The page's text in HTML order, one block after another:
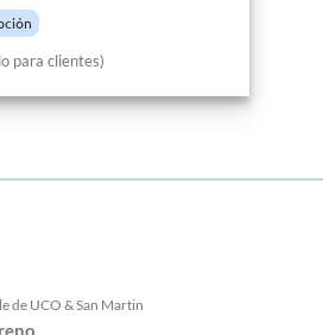
para clientes)
de UCO & San Martin